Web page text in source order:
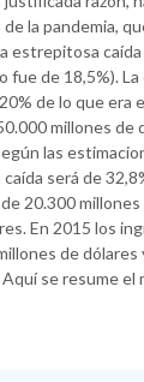
la pandemia,
estrepitosa
fue de 18,5%). La
de lo que era
millones de
las
será de
20.300
En 2015 los
de dólares
se resume el